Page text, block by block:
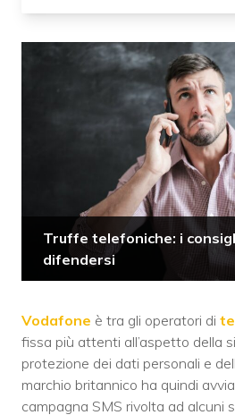
Truffe telefoniche: i
difendersi
Vodafone è tra gli operatori di
fissa più attenti all’aspetto della
protezione dei dati personali e
marchio britannico ha quindi
campagna SMS rivolta ad alcuni